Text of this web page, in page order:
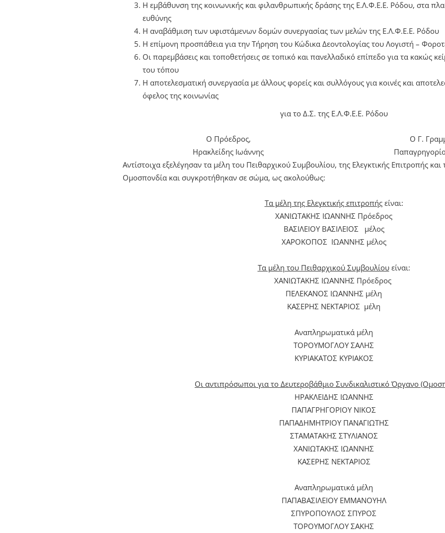
Η εμβάθυνση της κοινωνικής και φιλανθρωπικής δράσης της Ε.Λ.Φ.Ε.Ε. Ρόδου, στα
ευθύνης
Η αναβάθμιση των υφιστάμενων δομών συνεργασίας των μελών της Ε.Λ.Φ.Ε.Ε. Ρόδου
Η επίμονη προσπάθεια για την Τήρηση του Κώδικα Δεοντολογίας του Λογιστή –
Οι παρεμβάσεις και τοποθετήσεις σε τοπικό και πανελλαδικό επίπεδο για τα κακώς
του τόπου
Η αποτελεσματική συνεργασία με άλλους φορείς και συλλόγους για κοινές και
όφελος της κοινωνίας
για το Δ.Σ. της Ε.Λ.Φ.Ε.Ε. Ρόδου
Ο Πρόεδρος,
Ηρακλείδης Ιωάννης
Ο Γ.
Αντίστοιχα εξελέγησαν τα μέλη του Πειθαρχικού Συμβουλίου, της Ελεγκτικής Επιτροπής
Ομοσπονδία και συγκροτήθηκαν σε σώμα, ως ακολούθως:
Τα μέλη της Ελεγκτικής επιτροπήςείναι:
ΧΑΝΙΩΤΑΚΗΣ ΙΩΑΝΝΗΣ Πρόεδρος
ΒΑΣΙΛΕΙΟΥ ΒΑΣΙΛΕΙΟΣ μέλος
ΧΑΡΟΚΟΠΟΣ ΙΩΑΝΝΗΣ μέλος
Τα μέλη του Πειθαρχικού Συμβουλίουείναι:
ΧΑΝΙΩΤΑΚΗΣ ΙΩΑΝΝΗΣ Πρόεδρος
ΠΕΛΕΚΑΝΟΣ ΙΩΑΝΝΗΣ μέλη
ΚΑΣΕΡΗΣ ΝΕΚΤΑΡΙΟΣ μέλη
Αναπληρωματικά μέλη
ΤΟΡΟΥΜΟΓΛΟΥ ΣΑΛΗΣ
ΚΥΡΙΑΚΑΤΟΣ ΚΥΡΙΑΚΟΣ
Οι αντιπρόσωποι για το Δευτεροβάθμιο Συνδικαλιστικό Όργανο
ΗΡΑΚΛΕΙΔΗΣ ΙΩΑΝΝΗΣ
ΠΑΠΑΓΡΗΓΟΡΙΟΥ ΝΙΚΟΣ
ΠΑΠΑΔΗΜΗΤΡΙΟΥ ΠΑΝΑΓΙΩΤΗΣ
ΣΤΑΜΑΤΑΚΗΣ ΣΤΥΛΙΑΝΟΣ
ΧΑΝΙΩΤΑΚΗΣ ΙΩΑΝΝΗΣ
ΚΑΣΕΡΗΣ ΝΕΚΤΑΡΙΟΣ
Αναπληρωματικά μέλη
ΠΑΠΑΒΑΣΙΛΕΙΟΥ ΕΜΜΑΝΟΥΗΛ
ΣΠΥΡΟΠΟΥΛΟΣ ΣΠΥΡΟΣ
ΤΟΡΟΥΜΟΓΛΟΥ ΣΑΚΗΣ